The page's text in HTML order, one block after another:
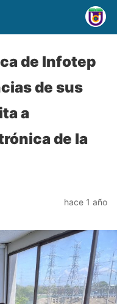
de Infotep
de sus
a
de la
hace 1 año